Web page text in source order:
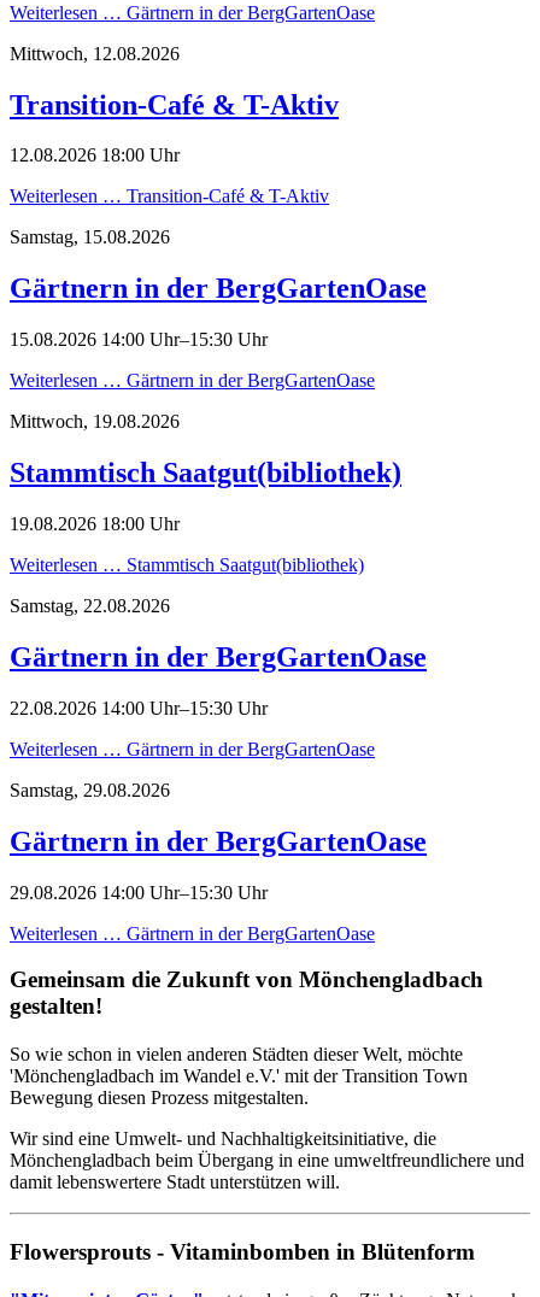
Weiterlesen … Gärtnern in der BergGartenOase
Mittwoch, 12.08.2026
Transition-Café & T-Aktiv
12.08.2026 18:00 Uhr
Weiterlesen … Transition-Café & T-Aktiv
Samstag, 15.08.2026
Gärtnern in der BergGartenOase
15.08.2026 14:00 Uhr–15:30 Uhr
Weiterlesen … Gärtnern in der BergGartenOase
Mittwoch, 19.08.2026
Stammtisch Saatgut(bibliothek)
19.08.2026 18:00 Uhr
Weiterlesen … Stammtisch Saatgut(bibliothek)
Samstag, 22.08.2026
Gärtnern in der BergGartenOase
22.08.2026 14:00 Uhr–15:30 Uhr
Weiterlesen … Gärtnern in der BergGartenOase
Samstag, 29.08.2026
Gärtnern in der BergGartenOase
29.08.2026 14:00 Uhr–15:30 Uhr
Weiterlesen … Gärtnern in der BergGartenOase
Gemeinsam die Zukunft von Mön­chen­glad­bach
gestalten!
So wie schon in vielen anderen Städten dieser Welt, möchte
'Mönchengladbach im Wandel e.V.' mit der Transition Town
Bewegung diesen Prozess mitgestalten.
Wir sind eine Umwelt- und Nachhaltigkeitsinitiative, die
Mönchengladbach beim Übergang in eine umweltfreundlichere und
damit lebenswertere Stadt unterstützen will.
Flowersprouts - Vitaminbomben in Blütenform